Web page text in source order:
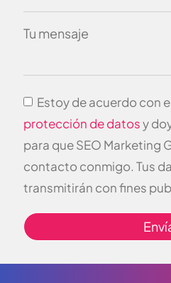
Tu mensaje
Estoy de acuerdo con
protección de datosy
para que SEO Marketing
contacto conmigo. Tus
transmitirán con fines